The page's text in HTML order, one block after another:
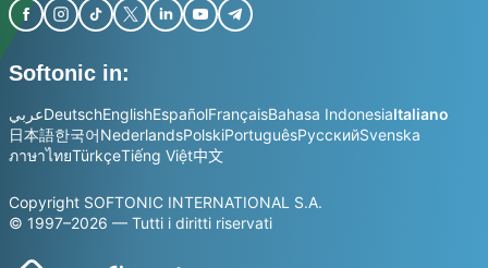
Softonic in:
عربيDeutschEnglishEspañolFrançaisBahasa IndonesiaItaliano
日本語한국어NederlandsPolskiPortuguêsРусскийSvenska
ภาษาไทยTürkçeTiếng Việt中文
Copyright SOFTONIC INTERNATIONAL S.A.
© 1997–2026 — Tutti i diritti riservati